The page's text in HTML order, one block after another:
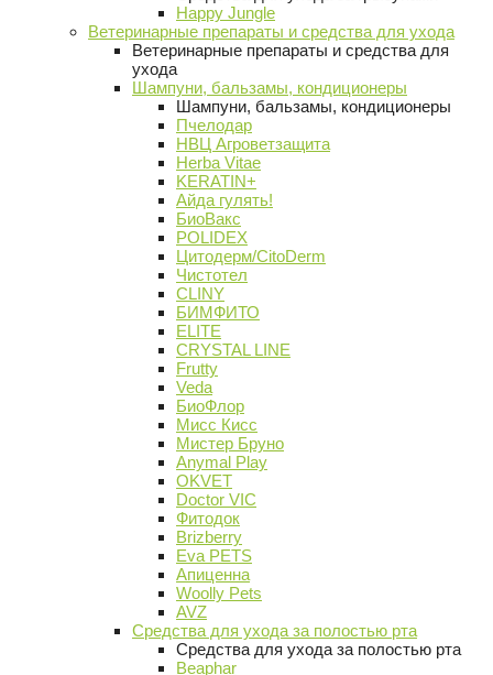
Happy Jungle
Ветеринарные препараты и средства для ухода
Ветеринарные препараты и средства для
ухода
Шампуни, бальзамы, кондиционеры
Шампуни, бальзамы, кондиционеры
Пчелодар
НВЦ Агроветзащита
Herba Vitae
KERATIN+
Айда гулять!
БиоВакс
POLIDEX
Цитодерм/CitoDerm
Чистотел
CLINY
БИМФИТО
ELITE
CRYSTAL LINE
Frutty
Veda
БиоФлор
Мисс Кисс
Мистер Бруно
Anymal Play
OKVET
Doctor VIC
Фитодок
Brizberry
Eva PETS
Апиценна
Woolly Pets
AVZ
Средства для ухода за полостью рта
Средства для ухода за полостью рта
Beaphar